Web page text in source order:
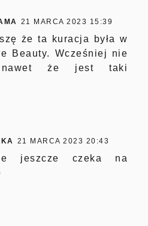
21 MARCA 2023 15:39
że ta kuracja była w
Beauty. Wcześniej nie
nawet że jest taki
21 MARCA 2023 20:43
jeszcze czeka na